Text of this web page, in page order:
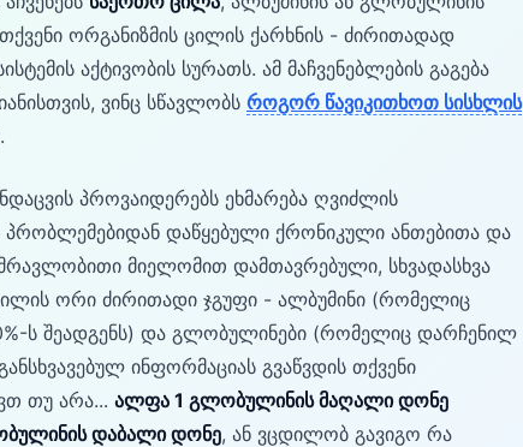
ორგანიზმის ცილის ქარხნის - ძირითადად
აქტივობის სურათს. ამ მაჩვენებლების გაგება
ვინც სწავლობს როგორ წავიკითხოთ სისხლის
პროვაიდერებს ეხმარება ღვიძლის
დაწყებული ქრონიკული ანთებითა და
მიელომით დამთავრებული, სხვადასხვა
ორი ძირითადი ჯგუფი - ალბუმინი (რომელიც
ს შეადგენს) და გლობულინები (რომელიც დარჩენილ
ინფორმაციას გვაწვდის თქვენი
თუ არა... ალფა 1 გლობულინის მაღალი დონე
დაბალი დონე, ან ვცდილობ გავიგო რა